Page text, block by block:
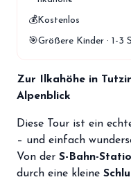
storefront Shop
handshake Partnerschaft
groups Entdecker Crew
login Anmelden /
💰Kostenlos
🎯Größere Kinder · 1-3
Zur Ilkahöhe in
Alpenblick
Diese Tour ist ein
– und einfach
Von der S-Bahn-
durch eine kleine